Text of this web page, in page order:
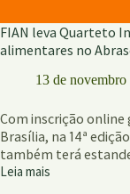
FIAN leva Quarteto
alimentares no
13 de novembro
Com inscrição online
Brasília, na 14ª
também terá
Leia mais
FIAN